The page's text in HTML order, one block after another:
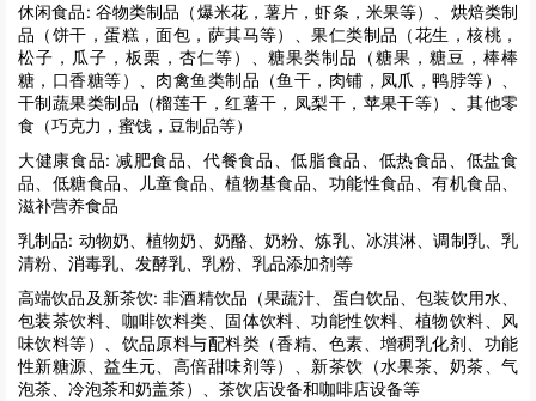
休闲食品: 谷物类制品（爆米花，薯片，虾条，米果等）、烘焙类制
品（饼干，蛋糕，面包，萨其马等）、果仁类制品（花生，核桃，
松子，瓜子，板栗，杏仁等）、糖果类制品（糖果，糖豆，棒棒
糖，口香糖等）、肉禽鱼类制品（鱼干，肉铺，凤爪，鸭脖等）、
干制蔬果类制品（榴莲干，红薯干，凤梨干，苹果干等）、其他零
食（巧克力，蜜饯，豆制品等）
大健康食品: 减肥食品、代餐食品、低脂食品、低热食品、低盐食
品、低糖食品、儿童食品、植物基食品、功能性食品、有机食品、
滋补营养食品
乳制品: 动物奶、植物奶、奶酪、奶粉、炼乳、冰淇淋、调制乳、乳
清粉、消毒乳、发酵乳、乳粉、乳品添加剂等
高端饮品及新茶饮: 非酒精饮品（果蔬汁、蛋白饮品、包装饮用水、
包装茶饮料、咖啡饮料类、固体饮料、功能性饮料、植物饮料、风
味饮料等）、饮品原料与配料类（香精、色素、增稠乳化剂、功能
性新糖源、益生元、高倍甜味剂等）、新茶饮（水果茶、奶茶、气
泡茶、冷泡茶和奶盖茶）、茶饮店设备和咖啡店设备等